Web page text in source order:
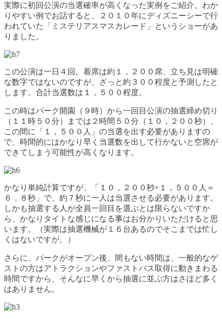
実際に初回公演の当選確率が高くなった実例をご紹介。わか
りやすい例でお話すると、２０１０年にディズニーシーで行
われていた「ミステリアスマスカレード」というショーがあ
りました。
この公演は一日４回。着席は約１，２００席、立ち見は明確
な数字ではないのですが、ざっと約３００程度と予測したと
します。合計当選数は１，５００程度。
この時はパーク開園（９時）から一回目公演の抽選締め切り
（１１時５０分）までは２時間５０分（１０，２００秒）、
この間に「１，５００人」の当選を出す必要がありますの
で、時間的にはかなり早く当選数を出して行かないと空席が
できてしまう可能性が高くなります。
かなり単純計算ですが、「１０，２００秒÷１，５００人＝
６．８秒」で、約７秒に一人は当選させる必要があります。
しかも抽選する人が全員一回目を選ぶとは限らないですか
ら、かなりタイトな感じになる事はお分かりいただけると思
います。（実際は抽選機械が１６台あるのでそこまでは忙し
くはないですが。）
さらに、パークがオープン後、間もない時間は、一般的なゲ
ストの方はアトラクションやファストパス取得に動きまわる
時間ですから、そんなに早くから抽選に並ぶ方はさほど多く
はありません。